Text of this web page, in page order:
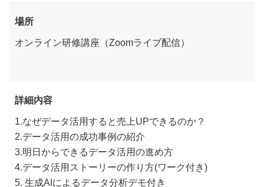
場所
オンライン研修講座（Zoomライブ配信）
詳細内容
1.なぜデータ活用すると売上UPできるのか？
2.データ活用の成功事例の紹介
3.明日からできるデータ活用の進め方
4.データ活用ストーリーの作り方(ワーク付き)
5. 生成AIによるデータ分析デモ付き